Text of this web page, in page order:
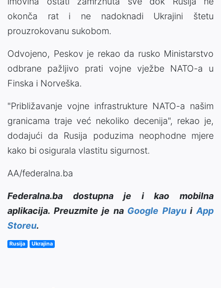
okonča rat i ne nadoknadi Ukrajini štetu
prouzrokovanu sukobom.
Odvojeno, Peskov je rekao da rusko Ministarstvo
odbrane pažljivo prati vojne vježbe NATO-a u
Finska i Norveška.
"Približavanje vojne infrastrukture NATO-a našim
granicama traje već nekoliko decenija", rekao je,
dodajući da Rusija poduzima neophodne mjere
kako bi osigurala vlastitu sigurnost.
AA/federalna.ba
Federalna.ba dostupna je i kao mobilna
aplikacija. Preuzmite je na Google PlayuiApp
Storeu.
Rusija Ukrajina